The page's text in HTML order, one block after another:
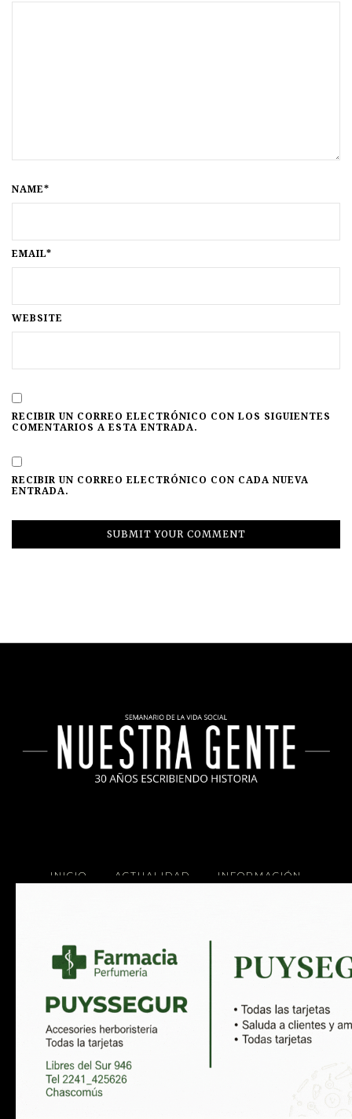
NAME*
EMAIL*
WEBSITE
RECIBIR UN CORREO ELECTRÓNICO CON LOS SIGUIENTES
COMENTARIOS A ESTA ENTRADA.
RECIBIR UN CORREO ELECTRÓNICO CON CADA NUEVA
ENTRADA.
INICIO ACTUALIDAD INFORMACIÓN